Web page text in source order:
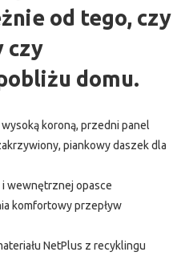
od tego, czy
czy
domu.
koroną, przedni panel
piankowy daszek dla
wewnętrznej opasce
komfortowy przepływ
NetPlus z recyklingu